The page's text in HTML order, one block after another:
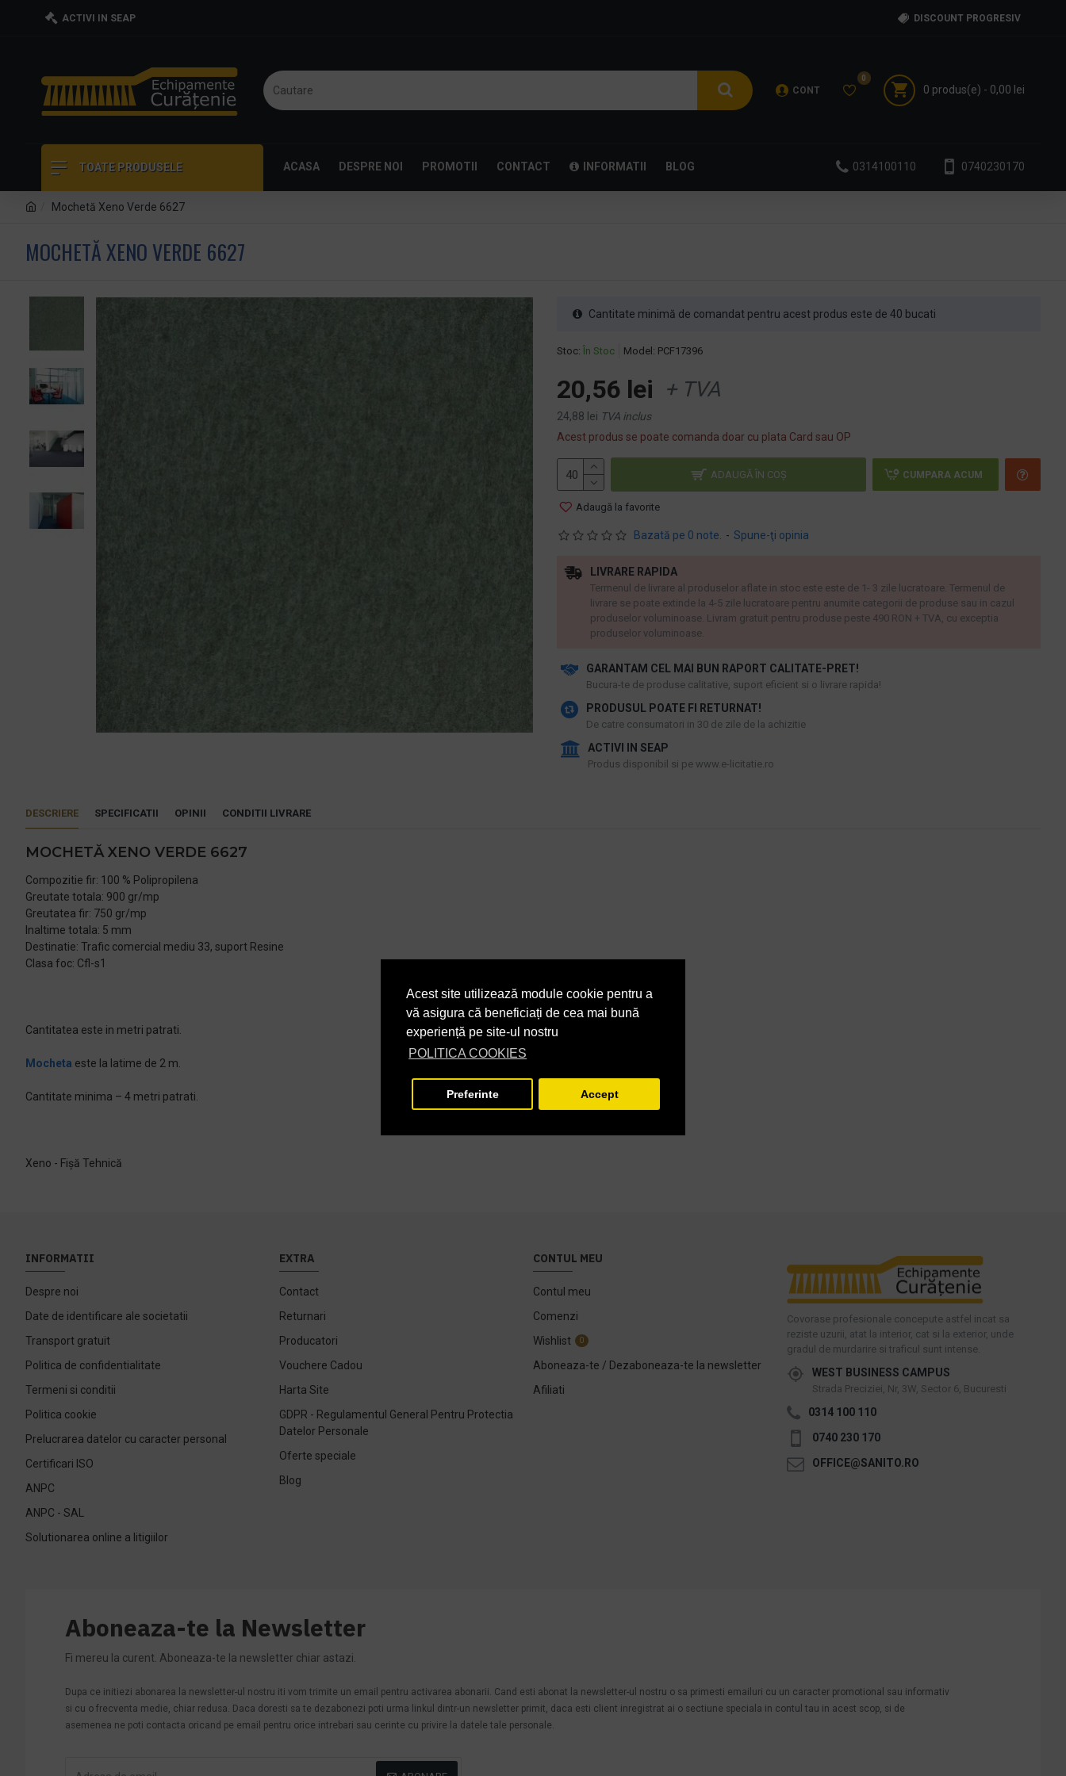
Acest site utilizează module cookie pentru a
vă asigura că beneficiați de cea mai bună
experiență pe site-ul nostru
POLITICA COOKIES
Preferinte Accept
ACTIVI IN SEAP DISCOUNT PROGRESIV
CONT
0
0 produs(e) - 0,00 lei
TOATE PRODUSELE ACASA DESPRE NOI PROMOTII CONTACT INFORMATII BLOG 0314100110 0740230170
Mochetă Xeno Verde 6627
MOCHETĂ XENO VERDE 6627
Stoc: În Stoc Model: PCF17396
Bazată pe 0 note. - Spune-ţi opinia
20,56 lei + TVA
24,88 lei TVA inclus
Acest produs se poate comanda doar cu plata Card sau OP
ADAUGĂ ÎN COŞ CUMPARA ACUM
Adaugă la favorite
Cantitate minimă de comandat pentru acest produs este de 40 bucati
GARANTAM CEL MAI BUN RAPORT CALITATE-PRET!
​Bucura-te de produse calitative, suport eficient si o livrare rapida!
PRODUSUL POATE FI RETURNAT!
De catre consumatori in 30 de zile de la achizitie
ACTIVI IN SEAP
Produs disponibil si pe www.e-licitatie.ro
LIVRARE RAPIDA
Termenul de livrare al produselor aflate in stoc este este de 1- 3 zile lucratoare. Termenul de
livrare se poate extinde la 4-5 zile lucratoare pentru anumite categorii de produse sau in cazul
produselor voluminoase. Livram gratuit pentru produse peste 490 RON + TVA, cu exceptia
produselor voluminoase.
DESCRIERE SPECIFICATII OPINII CONDITII LIVRARE
MOCHETĂ XENO VERDE 6627
Compozitie fir: 100 % Polipropilena
Greutate totala: 900 gr/mp
Greutatea fir: 750 gr/mp
Inaltime totala: 5 mm
Destinatie: Trafic comercial mediu 33, suport Resine
Clasa foc: Cfl-s1
Cantitatea este in metri patrati.
Mocheta este la latime de 2 m.
Cantitate minima – 4 metri patrati.
Xeno - Fișă Tehnică
INFORMATII
Despre noi
Date de identificare ale societatii
Transport gratuit
Politica de confidentialitate
Termeni si conditii
Politica cookie
Prelucrarea datelor cu caracter personal
Certificari ISO
ANPC
ANPC - SAL
Solutionarea online a litigiilor
EXTRA
Contact
Returnari
Producatori
Vouchere Cadou
Harta Site
GDPR - Regulamentul General Pentru Protectia
Datelor Personale
Oferte speciale
Blog
CONTUL MEU
Contul meu
Comenzi
Wishlist
0
Aboneaza-te / Dezaboneaza-te la newsletter
Afiliati
Covorase profesionale concepute astfel incat sa
reziste uzurii, atat la interior, cat si la exterior, unde
gradul de murdarire si traficul sunt intense.
WEST BUSINESS CAMPUS
Strada Preciziei, Nr, 3W, Sector 6, Bucuresti
0314 100 110
0740 230 170
OFFICE@SANITO.RO
Aboneaza-te la Newsletter
Fi mereu la curent. Aboneaza-te la newsletter chiar astazi.
Dupa ce initiezi abonarea la newsletter-ul nostru iti vom trimite un email pentru activarea abonarii. Cand esti abonat la newsletter-ul nostru o sa primesti emailuri cu un caracter promotional sau informativ
si cu o frecventa medie, chiar redusa. Daca doresti sa te dezabonezi poti urma linkul dintr-un newsletter primit, daca esti client inregistrat ai o sectiune speciala in contul tau in acest scop, si de
asemenea ne poti contacta oricand pe email pentru orice intrebari sau cerinte cu privire la datele tale personale.